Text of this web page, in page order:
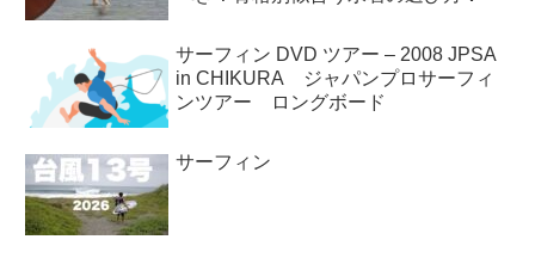
サーフィン DVD ツアー – 2008 JPSA
in CHIKURA ジャパンプロサーフィ
ンツアー ロングボード
サーフィン